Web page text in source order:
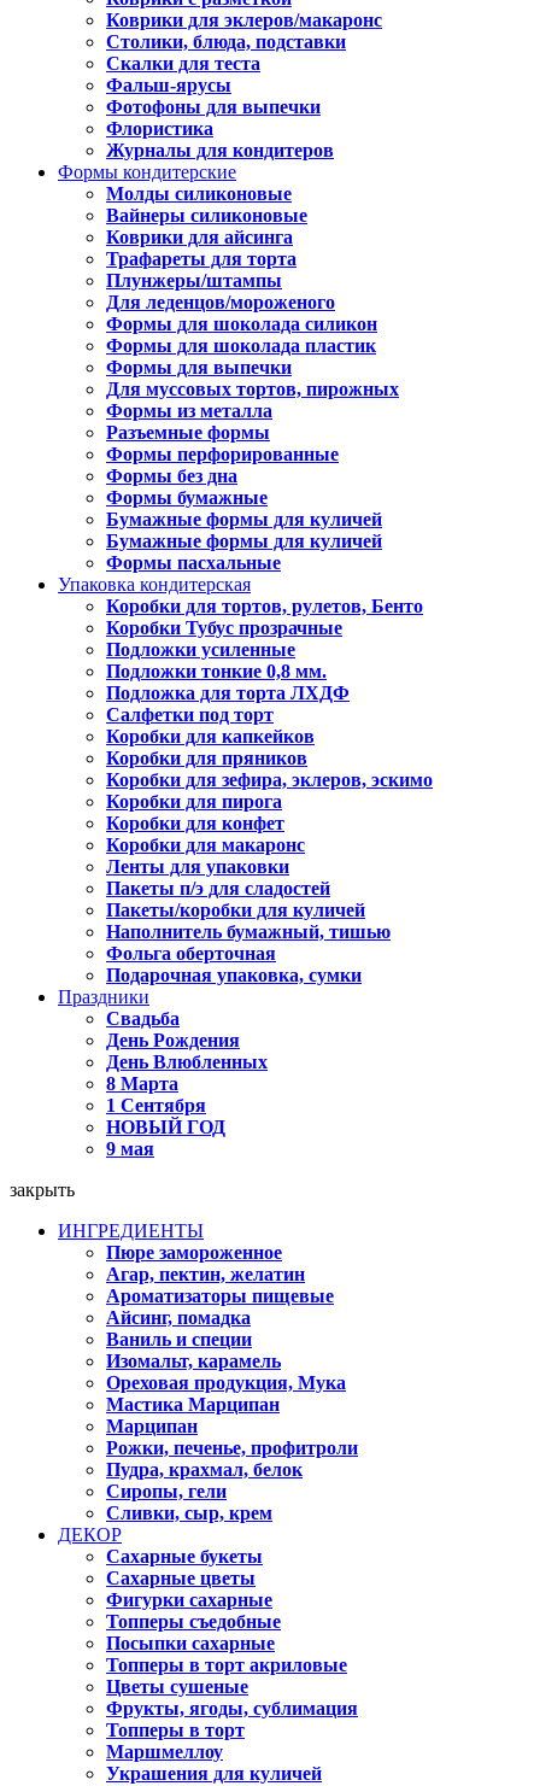
Коврики для эклеров/макаронс
Столики, блюда, подставки
Скалки для теста
Фальш-ярусы
Фотофоны для выпечки
Флористика
Журналы для кондитеров
Формы кондитерские
Молды силиконовые
Вайнеры силиконовые
Коврики для айсинга
Трафареты для торта
Плунжеры/штампы
Для леденцов/мороженого
Формы для шоколада силикон
Формы для шоколада пластик
Формы для выпечки
Для муссовых тортов, пирожных
Формы из металла
Разъемные формы
Формы перфорированные
Формы без дна
Формы бумажные
Бумажные формы для куличей
Бумажные формы для куличей
Формы пасхальные
Упаковка кондитерская
Коробки для тортов, рулетов, Бенто
Коробки Тубус прозрачные
Подложки усиленные
Подложки тонкие 0,8 мм.
Подложка для торта ЛХДФ
Салфетки под торт
Коробки для капкейков
Коробки для пряников
Коробки для зефира, эклеров, эскимо
Коробки для пирога
Коробки для конфет
Коробки для макаронс
Ленты для упаковки
Пакеты п/э для сладостей
Пакеты/коробки для куличей
Наполнитель бумажный, тишью
Фольга оберточная
Подарочная упаковка, сумки
Праздники
Свадьба
День Рождения
День Влюбленных
8 Марта
1 Сентября
НОВЫЙ ГОД
9 мая
закрыть
ИНГРЕДИЕНТЫ
Пюре замороженное
Агар, пектин, желатин
Ароматизаторы пищевые
Айсинг, помадка
Ваниль и специи
Изомальт, карамель
Ореховая продукция, Мука
Мастика Марципан
Марципан
Рожки, печенье, профитроли
Пудра, крахмал, белок
Сиропы, гели
Сливки, сыр, крем
ДЕКОР
Сахарные букеты
Сахарные цветы
Фигурки сахарные
Топперы съедобные
Посыпки сахарные
Топперы в торт акриловые
Цветы сушеные
Фрукты, ягоды, сублимация
Топперы в торт
Маршмеллоу
Украшения для куличей